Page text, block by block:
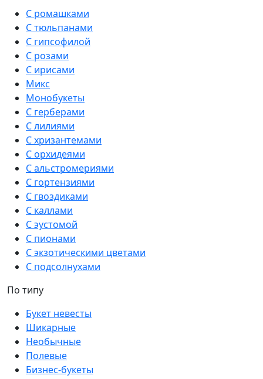
С ромашками
С тюльпанами
С гипсофилой
С розами
С ирисами
Микс
Монобукеты
С герберами
С лилиями
С хризантемами
С орхидеями
С альстромериями
С гортензиями
С гвоздиками
С каллами
С эустомой
С пионами
С экзотическими цветами
С подсолнухами
По типу
Букет невесты
Шикарные
Необычные
Полевые
Бизнес-букеты